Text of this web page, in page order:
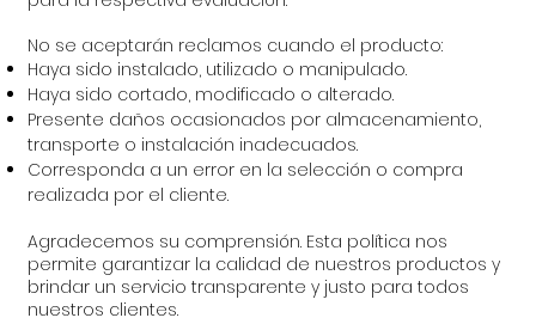
No se aceptarán reclamos cuando el producto:
Haya sido instalado, utilizado o manipulado.
Haya sido cortado, modificado o alterado.
Presente daños ocasionados por almacenamiento,
transporte o instalación inadecuados.
Corresponda a un error en la selección o compra
realizada por el cliente.
Agradecemos su comprensión. Esta política nos
permite garantizar la calidad de nuestros productos y
brindar un servicio transparente y justo para todos
nuestros clientes.